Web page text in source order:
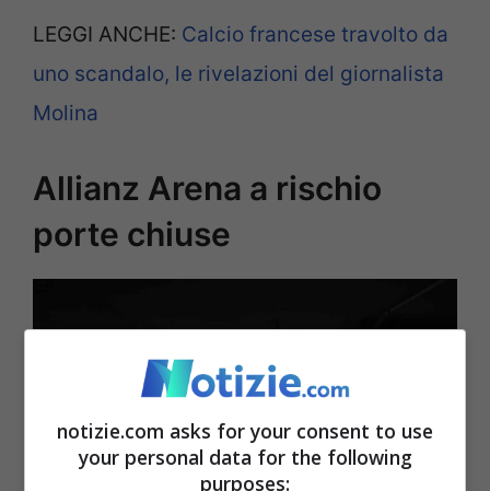
LEGGI ANCHE: Calcio francese travolto da
uno scandalo, le rivelazioni del giornalista
Molina
Allianz Arena a rischio
porte chiuse
notizie.com asks for your consent to use
your personal data for the following
purposes: